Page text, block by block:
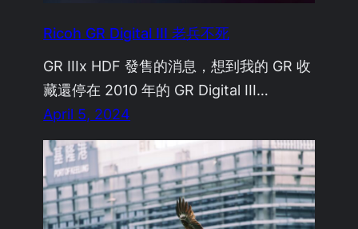
Ricoh GR Digital III 老兵不死
GR IIIx HDF 發售的消息，想到我的 GR 收
藏還停在 2010 年的 GR Digital III…
April 5, 2024